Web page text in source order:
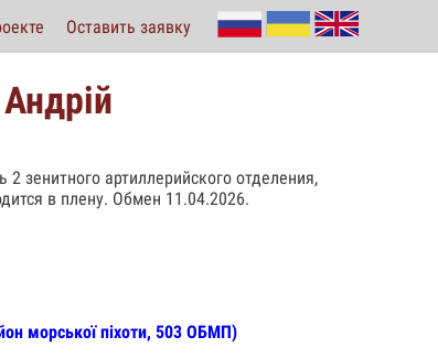
Оставить заявку
зенитного артиллерийского отделения,
в плену. Обмен 11.04.2026.
морської піхоти, 503 ОБМП)